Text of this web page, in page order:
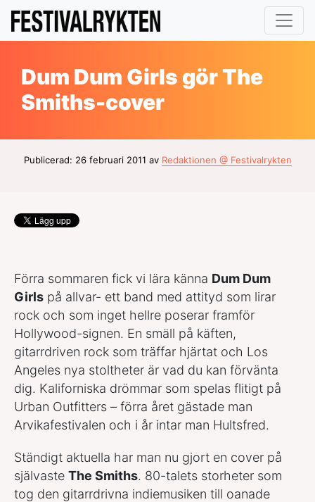
Dum Dum Girls gör The
Smiths-cover
Publicerad: 26 februari 2011 av Redaktionen @ Festivalrykten
Förra sommaren fick vi lära känna Dum Dum
Girls på allvar- ett band med attityd som lirar
rock och som inget hellre poserar framför
Hollywood-signen. En smäll på käften,
gitarrdriven rock som träffar hjärtat och Los
Angeles nya stoltheter är vad du kan förvänta
dig. Kaliforniska drömmar som spelas flitigt på
Urban Outfitters – förra året gästade man
Arvikafestivalen och i år intar man Hultsfred.
Ständigt aktuella har man nu gjort en cover på
självaste The Smiths. 80-talets storheter som
tog den gitarrdrivna indiemusiken till oanade